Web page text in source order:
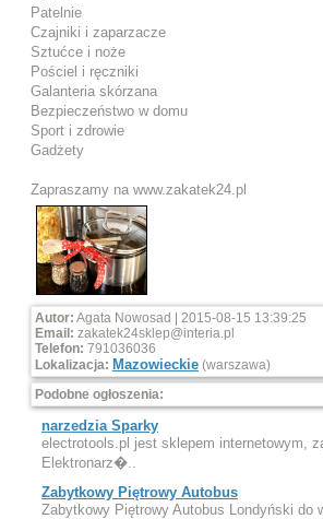
Patelnie
Czajniki i zaparzacze
Sztućce i noże
Pościel i ręczniki
Galanteria skórzana
Bezpieczeństwo w domu
Sport i zdrowie
Gadżety
Zapraszamy na www.zakatek24.pl
Autor: Agata Nowosad | 2015-08-15 13:39:25
Email: zakatek24sklep@interia.pl
Telefon: 791036036
Lokalizacja: Mazowieckie (warszawa)
Podobne ogłoszenia:
narzedzia Sparky
electrotools.pl jest sklepem internetowym,
Elektronarz�..
Zabytkowy Piętrowy Autobus
Zabytkowy Piętrowy Autobus Londyński do